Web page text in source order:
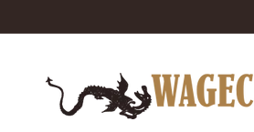
Inhalt